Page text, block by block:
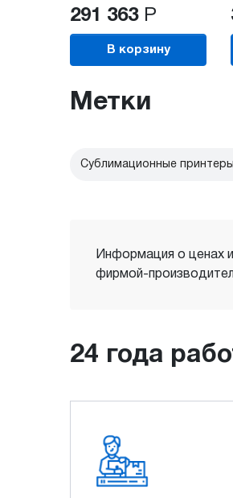
291 363 Р
В корзину
Метки
Сублимационные
Информация о ценах
фирмой-
24 года